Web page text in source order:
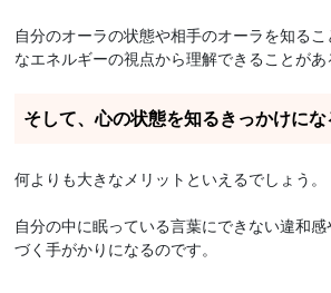
自分のオーラの状態や相手のオーラを知る
なエネルギーの視点から理解できることがあ
そして、心の状態を知るきっかけにな
何よりも大きなメリットといえるでしょう。
自分の中に眠っている言葉にできない違和
づく手がかりになるのです。